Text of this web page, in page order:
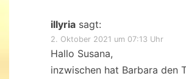
illyria sagt:
2. Oktober 2021 um 07:13 Uhr
Hallo Susana,
inzwischen hat Barbara den